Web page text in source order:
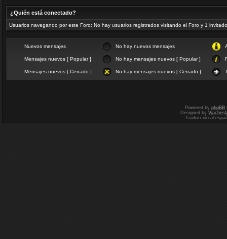
¿Quién está conectado?
Usuarios navegando por este Foro: No hay usuarios registrados visitando el Foro y 1 invitado
Nuevos mensajes No hay nuevos mensajes
Mensajes nuevos [ Popular ] No hay mensajes nuevos [ Popular ]
Mensajes nuevos [ Cerrado ] No hay mensajes nuevos [ Cerrado ]
Powered by phpBB
Designed by
Traducción al